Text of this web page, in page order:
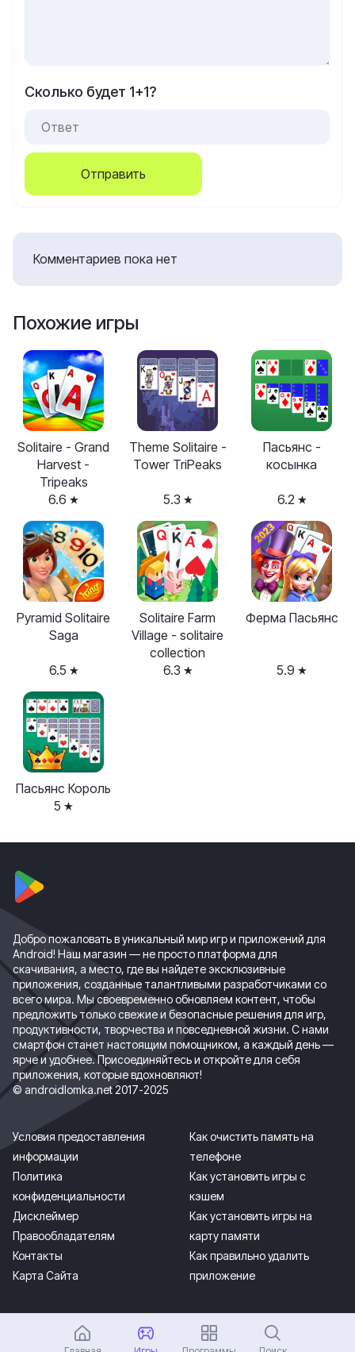
Сколько будет 1+1?
Отправить
Комментариев пока нет
Похожие игры
Solitaire - Grand
Harvest -
Tripeaks
6.6
Theme Solitaire -
Tower TriPeaks
5.3
Пасьянс -
косынка
6.2
Pyramid Solitaire
Saga
6.5
Solitaire Farm
Village - solitaire
collection
6.3
Ферма Пасьянс
5.9
Пасьянс Король
5
Добро пожаловать в уникальный мир игр и приложений для
Android! Наш магазин — не просто платформа для
скачивания, а место, где вы найдете эксклюзивные
приложения, созданные талантливыми разработчиками со
всего мира. Мы своевременно обновляем контент, чтобы
предложить только свежие и безопасные решения для игр,
продуктивности, творчества и повседневной жизни. С нами
смартфон станет настоящим помощником, а каждый день —
ярче и удобнее. Присоединяйтесь и откройте для себя
приложения, которые вдохновляют!
© androidlomka.net 2017-2025
Условия предоставления
информации
Политика
конфиденциальности
Дисклеймер
Правообладателям
Контакты
Карта Сайта
Как очистить память на
телефоне
Как установить игры с
кэшем
Как установить игры на
карту памяти
Как правильно удалить
приложение